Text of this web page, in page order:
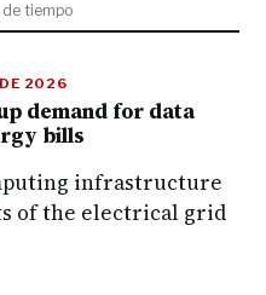
de tiempo
DE 2026
demand for data
bills
infrastructure
of the electrical grid